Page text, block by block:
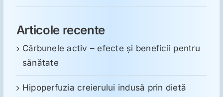
Articole recente
Cărbunele activ – efecte și beneficii pentru
sănătate
Hipoperfuzia creierului indusă prin dietă